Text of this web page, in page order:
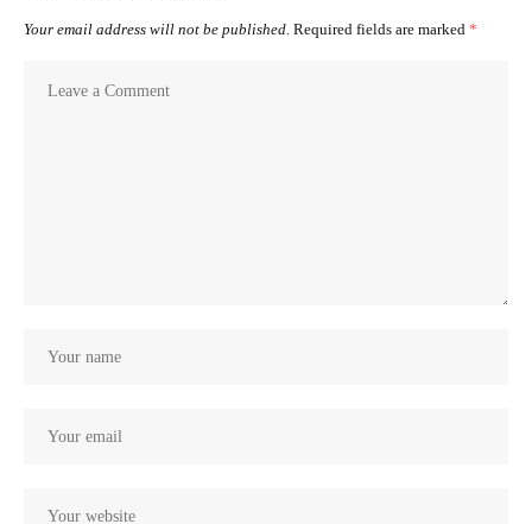
Your email address will not be published. Required fields are marked *